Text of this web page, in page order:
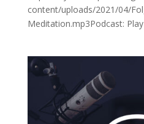
content/uploads/2021/04/
Meditation.mp3Podcast: